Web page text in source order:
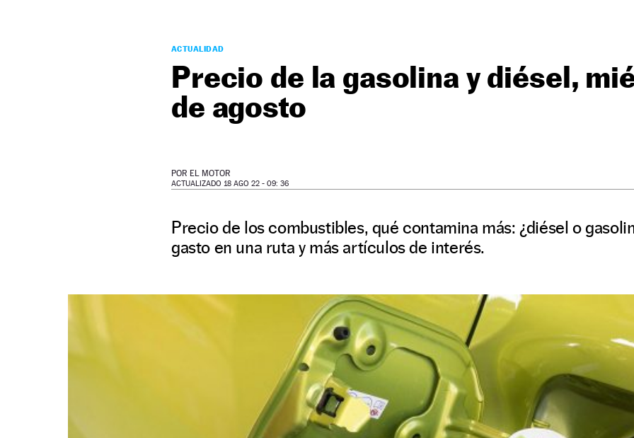
ACTUALIDAD
Precio de la gasolina y diésel,
de agosto
POR EL MOTOR
ACTUALIZADO 18 AGO 22 - 09: 36
Precio de los combustibles, qué contamina más: ¿diésel o
gasto en una ruta y más artículos de interés.